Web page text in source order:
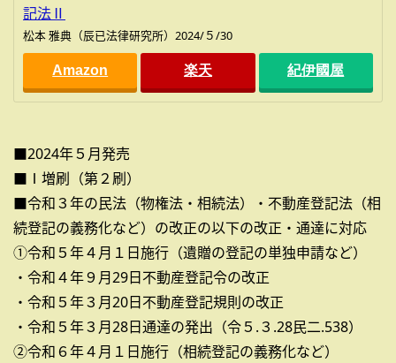
記法Ⅱ
松本 雅典（辰已法律研究所）2024/５/30
Amazon 楽天 紀伊國屋
■2024年５月発売
■Ⅰ増刷（第２刷）
■令和３年の民法（物権法・相続法）・不動産登記法（相
続登記の義務化など）の改正の以下の改正・通達に対応
①令和５年４月１日施行（遺贈の登記の単独申請など）
・令和４年９月29日不動産登記令の改正
・令和５年３月20日不動産登記規則の改正
・令和５年３月28日通達の発出（令５.３.28民二.538）
②令和６年４月１日施行（相続登記の義務化など）